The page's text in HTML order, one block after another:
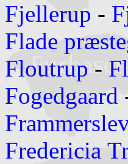
Fjellerup -
Flade
Floutrup -
Fogedgaard
Fredericia